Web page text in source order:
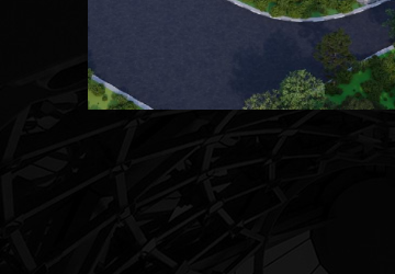
MK Sare Evleri